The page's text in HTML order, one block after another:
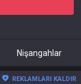
Nişangahlar
REKLAMLARI KALDIR